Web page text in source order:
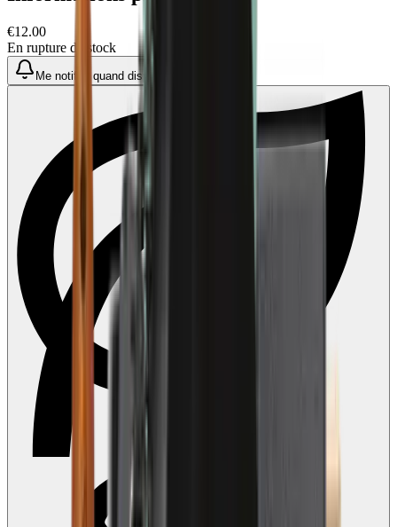
€12.00
En rupture de stock
Me notifier quand disponible